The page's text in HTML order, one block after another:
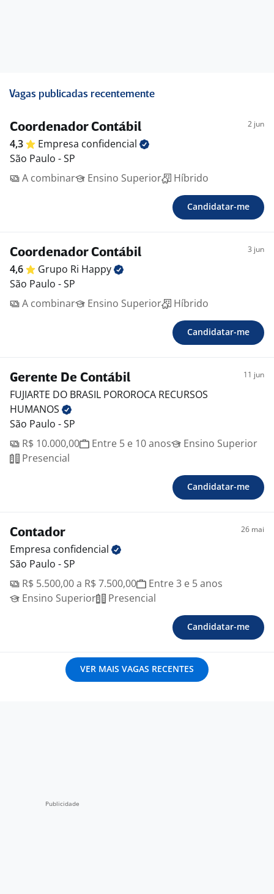
Vagas publicadas recentemente
Coordenador Contábil 2 jun
4,3 Empresa confidencial
São Paulo - SP
A combinar
Ensino Superior Híbrido
Candidatar-me
Coordenador Contábil 3 jun
4,6 Grupo Ri Happy
São Paulo - SP
A combinar
Ensino Superior Híbrido
Candidatar-me
Gerente De Contábil 11 jun
FUJIARTE DO BRASIL POROROCA RECURSOS
HUMANOS
São Paulo - SP
R$ 10.000,00
Entre 5 e 10 anos
Ensino Superior
Presencial
Candidatar-me
Contador 26 mai
Empresa confidencial
São Paulo - SP
R$ 5.500,00 a R$ 7.500,00
Entre 3 e 5 anos
Ensino Superior
Presencial
Candidatar-me
VER MAIS VAGAS RECENTES